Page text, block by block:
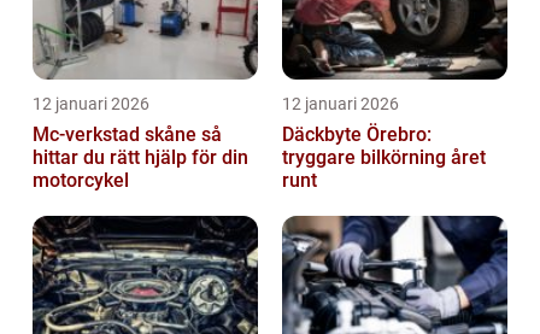
12 januari 2026
Mc-verkstad skåne så
hittar du rätt hjälp för din
motorcykel
12 januari 2026
Däckbyte Örebro:
tryggare bilkörning året
runt